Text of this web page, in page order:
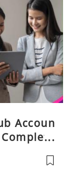
Accoun